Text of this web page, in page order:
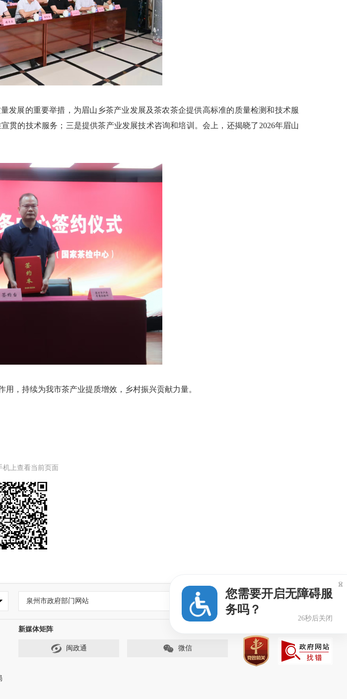
展的重要举措，为眉山乡茶产业发展及茶农茶企提供高标准的质量检测和技术服
贯的技术服务；三是提供茶产业发展技术咨询和培训。会上，还揭晓了2026年眉山
，持续为我市茶产业提质增效，乡村振兴贡献力量。
机上查看当前页面
泉州市政府部门网站
新媒体矩阵
闽政通 微信
您需要开启无障碍服
务吗？
25秒后关闭
